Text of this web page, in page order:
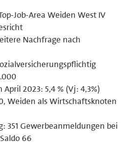
Job-Area Weiden West IV
Nachfrage nach
2023: 5,4 % (Vj: 4,3%)
Weiden als Wirtschaftsknoten
351 Gewerbeanmeldungen bei
66